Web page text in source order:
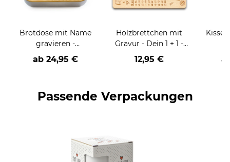
Brotdose mit Name
gravieren -
Schulkind-Astronaut
ab 24,95 €
Holzbrettchen mit
Gravur - Dein 1 + 1 -
personalisierbar mit
Name
12,95 €
Passende Verpackungen